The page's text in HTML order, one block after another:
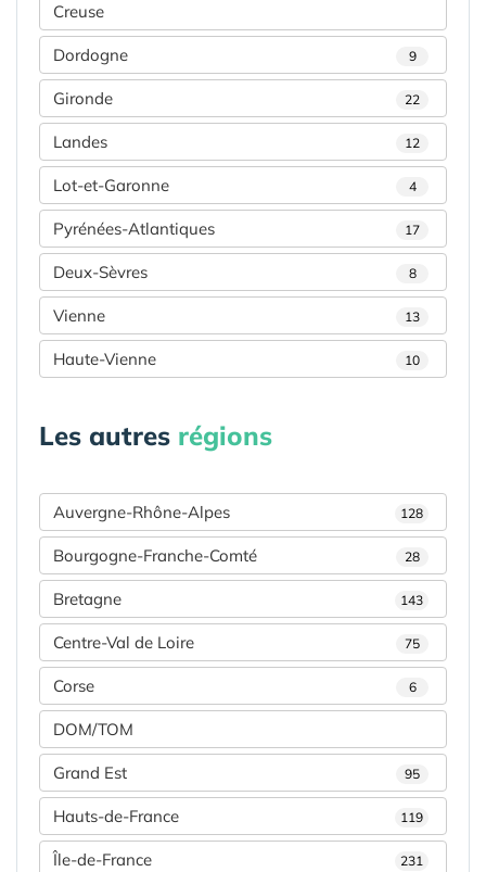
Creuse
Dordogne 9
Gironde 22
Landes 12
Lot-et-Garonne 4
Pyrénées-Atlantiques 17
Deux-Sèvres 8
Vienne 13
Haute-Vienne 10
Les autres régions
Auvergne-Rhône-Alpes 128
Bourgogne-Franche-Comté 28
Bretagne 143
Centre-Val de Loire 75
Corse 6
DOM/TOM
Grand Est 95
Hauts-de-France 119
Île-de-France 231